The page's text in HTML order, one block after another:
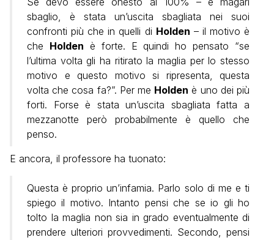
sbaglio, è stata un’uscita sbagliata nei suoi
confronti più che in quelli di Holden – il motivo è
che Holden è forte. E quindi ho pensato “se
l’ultima volta gli ha ritirato la maglia per lo stesso
motivo e questo motivo si ripresenta, questa
volta che cosa fa?”. Per me Holden è uno dei più
forti. Forse è stata un’uscita sbagliata fatta a
mezzanotte però probabilmente è quello che
penso.
E ancora, il professore ha tuonato:
Questa è proprio un’infamia. Parlo solo di me e ti
spiego il motivo. Intanto pensi che se io gli ho
tolto la maglia non sia in grado eventualmente di
prendere ulteriori provvedimenti. Secondo, pensi